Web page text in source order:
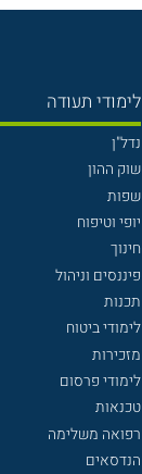
לימודי תעודה
נדל"ן
שוק ההון
שפות
יופי וטיפוח
חינוך
פיננסים וניהול
תכנות
לימודי ביטוח
מזכירות
לימודי פרסום
טכנאות
רפואה משלימה
הנדסאים